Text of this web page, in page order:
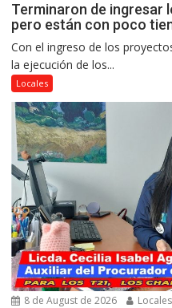
Terminaron de ingresar
pero están con poco
Con el ingreso de los
la ejecución de los...
Locales
8 de August de 2026 Locales